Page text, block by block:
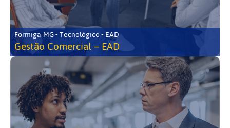
Formiga-MG • Tecnológico • EAD
Gestão Comercial – EAD